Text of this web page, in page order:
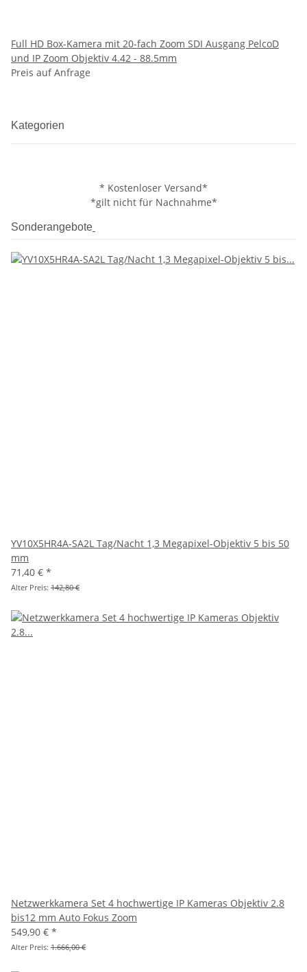
Full HD Box-Kamera mit 20-fach Zoom SDI Ausgang PelcoD
und IP Zoom Objektiv 4.42 - 88.5mm
Preis auf Anfrage
Kategorien
* Kostenloser Versand*
*gilt nicht für Nachnahme*
Sonderangebote
YV10X5HR4A-SA2L Tag/Nacht 1,3 Megapixel-Objektiv 5 bis 50
mm
71,40 € *
Alter Preis: 142,80 €
Netzwerkkamera Set 4 hochwertige IP Kameras Objektiv 2.8
bis12 mm Auto Fokus Zoom
549,90 € *
Alter Preis: 1.666,00 €